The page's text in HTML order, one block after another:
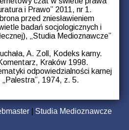
i Prawo” 2011, nr 1.
przed zniesławieniem
badań socjologicznych i
„Studia Medioznawcze”
A. Zoll, Kodeks karny.
Kraków 1998.
odpowiedzialności karnej
1974, z. 5.
Studia Medioznawcze